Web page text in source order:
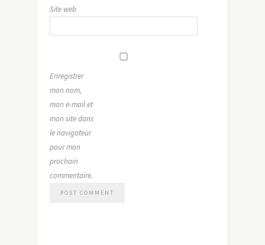
Site web
Enregistrer
mon nom,
mon e-mail et
mon site dans
le navigateur
pour mon
prochain
commentaire.